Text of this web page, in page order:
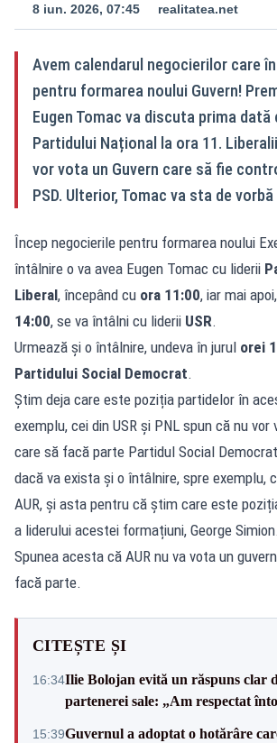
8 iun. 2026, 07:45 realitatea.net
Avem calendarul negocierilor care
pentru formarea noului Guvern!
Eugen Tomac va discuta prima dată
Partidului Național la ora 11.
vor vota un Guvern care să fie
PSD. Ulterior, Tomac va sta de vorbă
Încep negocierile pentru formarea noului
întâlnire o va avea Eugen Tomac cu liderii
Liberal, începând cu ora 11:00, iar mai
14:00, se va întâlni cu liderii USR.
Urmează și o întâlnire, undeva în jurul orei
Partidului Social Democrat.
Știm deja care este poziția partidelor în
exemplu, cei din USR și PNL spun că nu vor
care să facă parte Partidul Social
dacă va exista și o întâlnire, spre exemplu,
AUR, și asta pentru că știm care este
a liderului acestei formațiuni, George Simion.
Spunea acesta că AUR nu va vota un
facă parte.
CITEȘTE ȘI
16:34Ilie Bolojan evită un răspuns clar
partenerei sale: „Am respectat
15:39Guvernul a adoptat o hotărâre